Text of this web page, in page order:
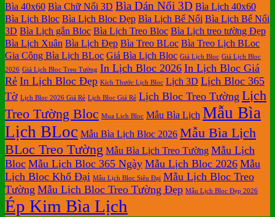
tại
tphcm
nay
tại
tphcm
giá
Lịch
Treo
Tường
giá
Lịch
Bloc
Khổ
Đại
Mẫu
Lịch
Tết
TLV
ở
In
lịch
Bloc
đẹp
luận
ở
Bảng
giá
In
Lịch
Để
Bàn
Bìa 40x60 Bìa Chữ Nổi 3D Bìa Dán Nổi 3D Bìa Lịch 40x60
Bìa Lịch Bloc Bìa Lịch Bloc Đẹp Bìa Lịch Bế Nổi Bìa Lịch Bế Nổi
3D Bìa Lịch gắn Bloc Bìa Lịch Treo Bloc Bìa Lịch treo tường Đẹp
Bìa Lịch Xuân Bìa Lịch Đẹp Bìa Treo BLoc Bìa Treo Lịch BLoc
Gia Công Bìa Lịch BLoc Giá Bìa Lịch Bloc Giá Lịch Bloc Giá Lịch Bloc
2026 Giá Lịch Bloc Treo Tường In Lịch Bloc 2026 In Lịch Bloc Giá
Rẻ In Lịch Bloc Đẹp Kích Thước Lịch Bloc Lịch 3D Lịch Bloc 365
Tờ Lịch Bloc 2026 Giá Rẻ Lịch Bloc Giá Rẻ Lịch Bloc Treo Tường Lịch
Treo Tường Bloc Mua Lich Bloc Mẫu Bìa Lịch Mẫu Bìa
Lịch BLoc Mẫu Bìa Lịch Bloc 2026 Mẫu Bìa Lịch
BLoc Treo Tường Mẫu Bìa Lịch Treo Tường Mẫu Lịch
Bloc Mẫu Lịch Bloc 365 Ngày Mẫu Lịch Bloc 2026 Mẫu
Lịch Bloc Khổ Đại Mẫu Lịch Bloc Siêu Đại Mẫu Lịch Bloc Treo
Tường Mẫu Lịch Bloc Treo Tường Đẹp Mẫu Lịch Bloc Đẹp 2026
Ép Kim Bìa Lịch